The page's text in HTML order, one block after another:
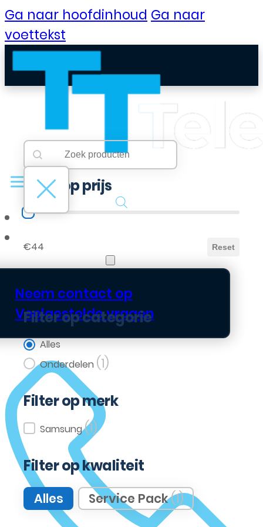
Ga naar hoofdinhoud Ga naar
voettekst
B2B Portaal
Neem contact op
Veelgestelde vragen
Searchbar
Search content
Filter op prijs
Filter op prijs
€44 Reset
Filter op categorie
Filter op categorie
Alles
Onderdelen (1)
Filter op merk
Filter op merk
Samsung(1)
Filter op kwaliteit
Filter op kwaliteit
Alles Service Pack(1)